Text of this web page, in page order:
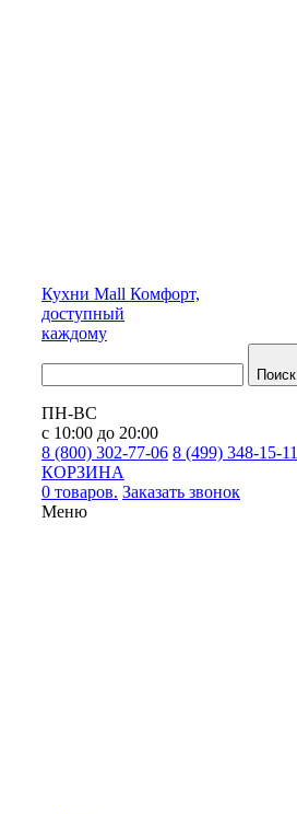
Кухни Mall Комфорт,
доступный
каждому
Поиск
ПН-ВС
с 10:00 до 20:00
8 (800) 302-77-06 8 (499) 348-15-11
КОРЗИНА
0 товаров. Заказать звонок
Меню